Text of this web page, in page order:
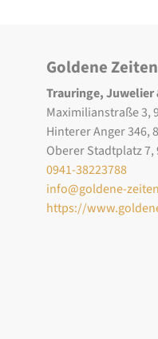
Goldene
Trauringe, Juwelier
Maximilianstraße 3,
Hinterer Anger 346,
Oberer Stadtplatz 7,
0941-38223788
info@goldene-
https://